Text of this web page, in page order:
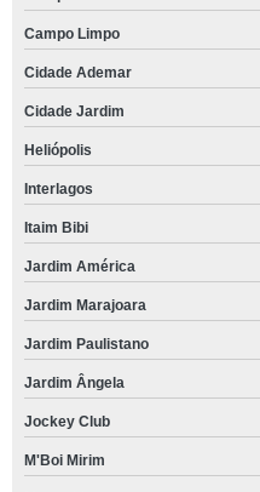
Campo Limpo
Cidade Ademar
Cidade Jardim
Heliópolis
Interlagos
Itaim Bibi
Jardim América
Jardim Marajoara
Jardim Paulistano
Jardim Ângela
Jockey Club
M'Boi Mirim